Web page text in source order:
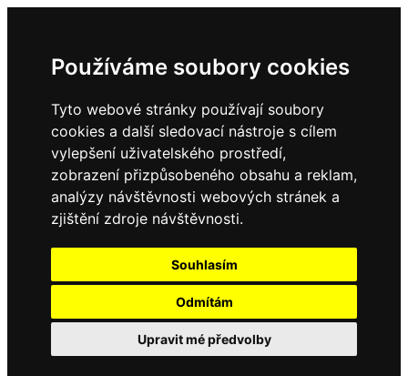
Používáme soubory cookies
Tyto webové stránky používají soubory
cookies a další sledovací nástroje s cílem
vylepšení uživatelského prostředí,
zobrazení přizpůsobeného obsahu a reklam,
analýzy návštěvnosti webových stránek a
zjištění zdroje návštěvnosti.
Souhlasím
Odmítám
Upravit mé předvolby